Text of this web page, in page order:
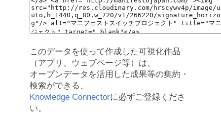
このデータを使って作成した可視化作品
（アプリ、ウェブページ等）は、
オープンデータを活用した成果等の集約・
検索ができる、
Knowledge Connectorに必ずご登録くださ
い。